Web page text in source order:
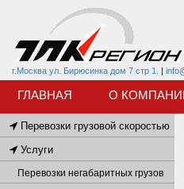
г.Москва ул. Бирюсинка дом 7 стр 1. |
ГЛАВНАЯ О
Перевозки грузовой скоростью
Услуги
Перевозки негабаритных грузов